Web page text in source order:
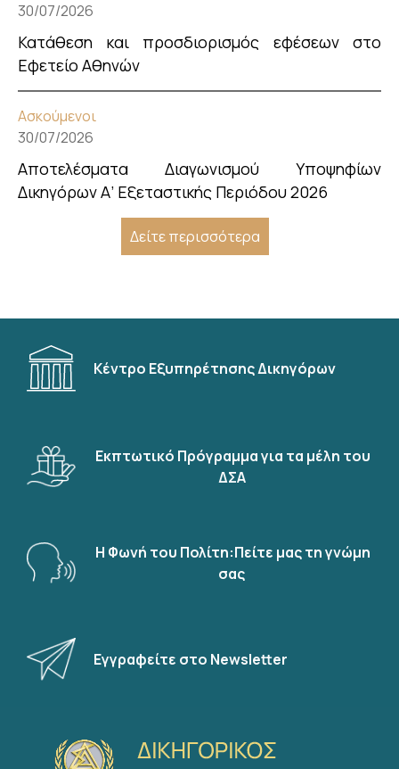
30/07/2026
Κατάθεση και προσδιορισμός εφέσεων στο
Εφετείο Αθηνών
Ασκούμενοι
30/07/2026
Αποτελέσματα Διαγωνισμού Υποψηφίων
Δικηγόρων Α’ Εξεταστικής Περιόδου 2026
Δείτε περισσότερα
Κέντρο Εξυπηρέτησης Δικηγόρων
Εκπτωτικό Πρόγραμμα για τα μέλη του
ΔΣΑ
Η Φωνή του Πολίτη:Πείτε μας τη γνώμη
σας
Εγγραφείτε στο Newsletter